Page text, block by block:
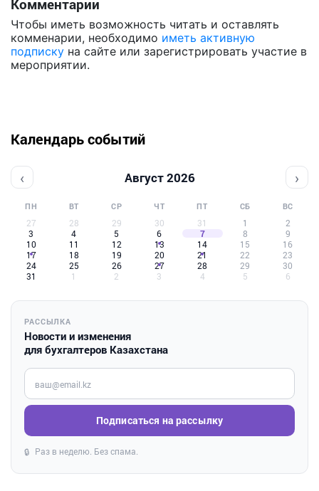
Комментарии
Чтобы иметь возможность читать и оставлять
комменарии, необходимо иметь активную
подписку на сайте или зарегистрировать участие в
мероприятии.
Календарь событий
‹ Август 2026 ›
ПН ВТ СР ЧТ ПТ СБ ВС
27 28 29 30 31 1
2
3
4 5 6 7 8
9
10
11 12 13 14 15
16
17
18 19 20 21 22
23
24
25 26 27 28 29
30
31
1 2 3 4 5 6
РАССЫЛКА
Новости и изменения
для бухгалтеров Казахстана
Введите ваш e-mail
Подписаться на рассылку
🔒 Раз в неделю. Без спама.